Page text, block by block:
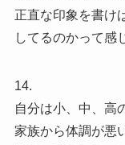
正直な印象を書け
してるのかって感
14.
自分は小、中、高
家族から体調が悪